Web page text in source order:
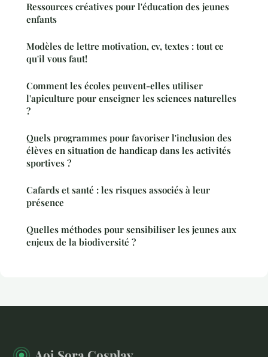
Ressources créatives pour l'éducation des jeunes
enfants
Modèles de lettre motivation, cv, textes : tout ce
qu'il vous faut!
Comment les écoles peuvent-elles utiliser
l'apiculture pour enseigner les sciences naturelles
?
Quels programmes pour favoriser l'inclusion des
élèves en situation de handicap dans les activités
sportives ?
Cafards et santé : les risques associés à leur
présence
Quelles méthodes pour sensibiliser les jeunes aux
enjeux de la biodiversité ?